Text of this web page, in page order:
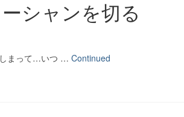
シャンを切る
しまって…いつ … Continued